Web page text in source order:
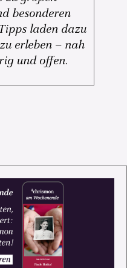
besonderen
laden dazu
erleben – nah
und offen.